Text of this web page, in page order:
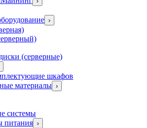
›
(серверные)
шкафов
материалы ›
системы
питания ›